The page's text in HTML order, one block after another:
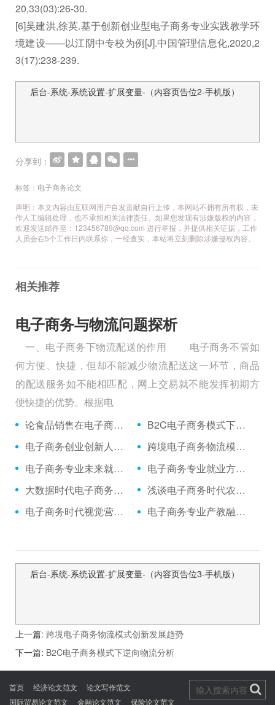
20,33(03):26-30.
[6]吴建洪,徐英.基于创新创业型电子商务专业实践教学环
境建设——以江阴中专校为例[J].中国管理信息化,2020,2
3(17):238-239.
文
导
航
后台-系统-系统设置-扩展变量-（内容页告位2-手机版）
分享到：
标签： 电子商务论文
声明：本文内容由互联网用户自发贡献自行上传，本网站不拥有所有权，未
作人工编辑处理，也不承担相关法律责任。如果您发现有涉嫌版权的内容，
欢迎发送邮件至：123456789@qq.com 进行举报，并提供相关证据，工作
人员会在5个工作日内联系你，一经查实，本站将立刻删除涉嫌侵权内容。
相关推荐
电子商务与物流问题探析
一、电子商务下物流配送的作用 电子商务不管如
何方便、快捷，但却不能减少物流配送这一环节，商品
的配送服务如不能相匹配，网上交易就不能发挥初期方
便快捷的优势。根据电
论食品销售在电子商务的发展前程
B2C电子商务模式下逆向物流分析
电子商务创业创新人才培养模式探析
跨境电子商务物流模式创新发展趋势
电子商务专业未来就业前景
电子商务专业就业方向与就业前景
大数据时代电子商务专业特色化人才培养模式研
浅谈电子商务时代农业经济管理信息化建设
电子商务时代视觉营销的应用策略探究
电子商务专业产教融合“校外实训基地”的建设问题探究
后台-系统-系统设置-扩展变量-（内容页告位3-手机版）
上一篇: 跨境电子商务物流模式创新发展趋势
下一篇: B2C电子商务模式下逆向物流分析
首页 经济论文范文
论文写作范文
国际贸易论文范文
金融论文范文 保险论文范文